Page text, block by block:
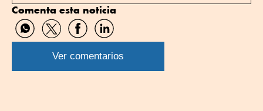
Comenta esta noticia
Compartir
por
WhatsApp
Compartir
por
Twitter
Compartir
por
Facebook
Compartir
por
Linkedin
Ver comentarios